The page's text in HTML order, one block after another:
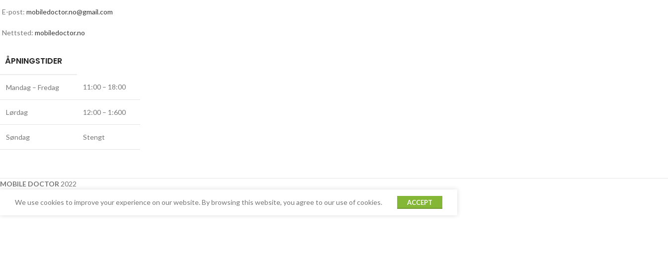
E-post: mobiledoctor.no@gmail.com
Nettsted: mobiledoctor.no
ÅPNINGSTIDER
Mandag – Fredag 11:00 – 18:00
Lørdag 12:00 – 1:600
Søndag Stengt
MOBILE DOCTOR 2022
We use cookies to improve your experience on our website. By browsing this website, you agree to our use of cookies. ACCEPT